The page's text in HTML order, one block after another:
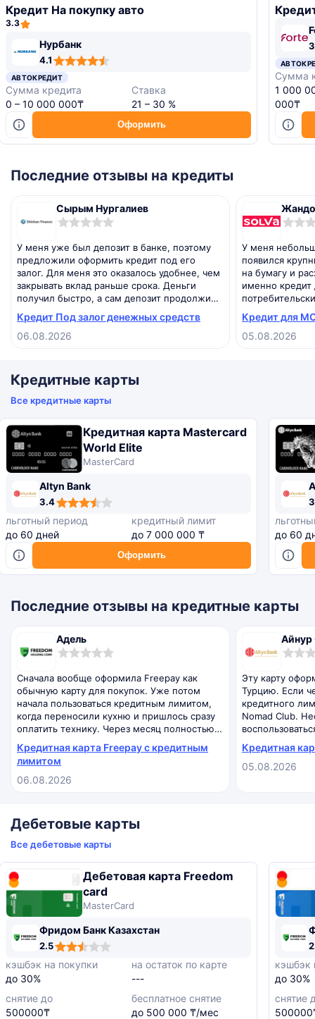
Кредит На покупку авто
3.3
Нурбанк
4.1
АВТОКРЕДИТ
Сумма кредита
0 – 10 000 000₸
Ставка
21 – 30 %
Оформить
Сумма
1 000
000₸
Последние отзывы на кредиты
Сырым Нургалиев
0,0
У меня уже был депозит в банке, поэтому
предложили оформить кредит под его
залог. Для меня это оказалось удобнее, чем
закрывать вклад раньше срока. Деньги
получил быстро, а сам депозит продолжил
работать.
Кредит Под залог денежных средств
06.08.2026
0,0
У меня
появился
на бумагу и
именно кредит
проверяли, но
просили.
Кредит для
05.08.2026
Кредитные карты
Все кредитные карты
Кредитная карта Mastercard
World Elite
MasterCard
Altyn Bank
3.4
льготный период
до 60 дней
кредитный лимит
до 7 000 000 ₸
Оформить
до 60
Последние отзывы на кредитные карты
Адель
0,0
Сначала вообще оформила Freepay как
обычную карту для покупок. Уже потом
начала пользоваться кредитным лимитом,
когда переносили кухню и пришлось сразу
оплатить технику. Через месяц полностью
закрыла задолженность. Мне понравилось,
что не пришлось снимать наличные —
просто расплачивалась картой. Но для себя
решила, что лимит лучше использовать
Кредитная карта Freepay с кредитным
лимитом
06.08.2026
Айнур
0,0
Эту карту
Турцию. Если
кредитного
Nomad Club.
аэропорту, а
трогала.
Думаю, если
Кредитная
05.08.2026
Дебетовые карты
Все дебетовые карты
Дебетовая карта Freedom
card
MasterCard
Фридом Банк Казахстан
2.5
кэшбэк на покупки
до 30%
на остаток по карте
---
снятие до
500000₸
бесплатное снятие
до 500 000 ₸/мес
кэшбэк
до 30%
снятие